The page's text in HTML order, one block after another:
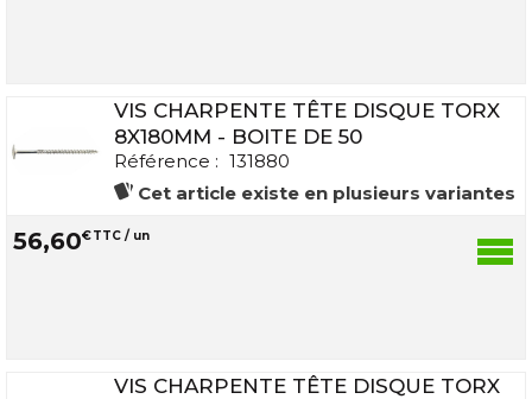
VIS CHARPENTE TÊTE DISQUE TORX
8X180MM - BOITE DE 50
Référence : 131880
Cet article existe en plusieurs variantes
56,60€TTC / un
VIS CHARPENTE TÊTE DISQUE TORX